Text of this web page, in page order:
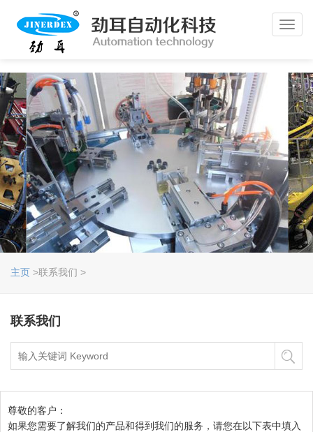
主页 >联系我们 >
联系我们
尊敬的客户：
如果您需要了解我们的产品和得到我们的服务，请您在以下表中填入